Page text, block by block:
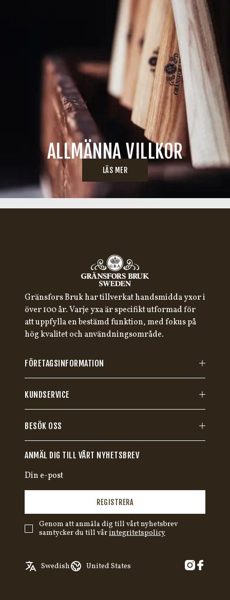
ALLMÄNNA VILLKOR
LÄS MER
Gränsfors Bruk har tillverkat handsmidda yxor i
över 100 år. Varje yxa är specifikt utformad för
att uppfylla en bestämd funktion, med fokus på
hög kvalitet och användningsområde.
FÖRETAGSINFORMATION
KUNDSERVICE
BESÖK OSS
ANMÄL DIG TILL VÅRT NYHETSBREV
REGISTRERA
Genom att anmäla dig till vårt nyhetsbrev
samtycker du till vårintegritetspolicy
Swedish
English
United States
Austria